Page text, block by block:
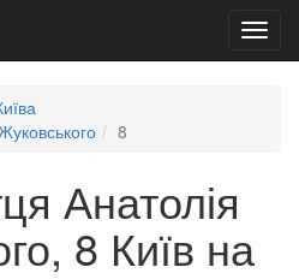
8
Анатолія
8 Київ на